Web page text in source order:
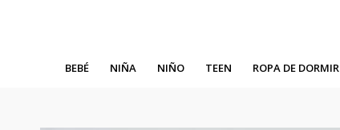
BEBÉ NIÑA NIÑO TEEN ROPA DE DORMIR